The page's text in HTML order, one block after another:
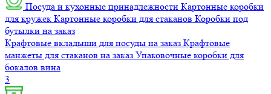
Посуда и кухонные принадлежности Картонные коробки
для кружек Картонные коробки для стаканов Коробки под
бутылки на заказ
Крафтовые вкладыши для посуды на заказ Крафтовые
манжеты для стаканов на заказ Упаковочные коробки для
бокалов вина
3